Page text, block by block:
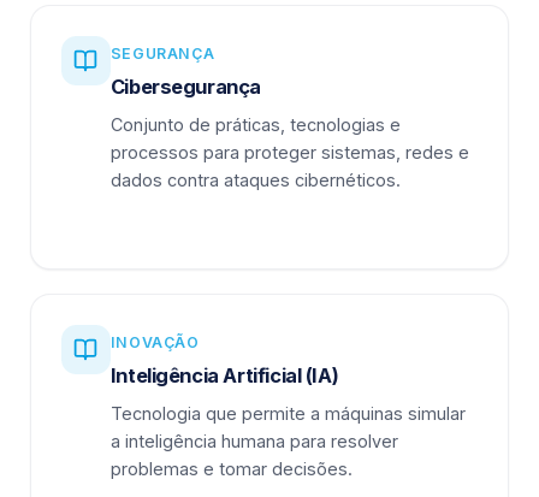
SEGURANÇA
Cibersegurança
Conjunto de práticas, tecnologias e
processos para proteger sistemas, redes e
dados contra ataques cibernéticos.
INOVAÇÃO
Inteligência Artificial (IA)
Tecnologia que permite a máquinas simular
a inteligência humana para resolver
problemas e tomar decisões.